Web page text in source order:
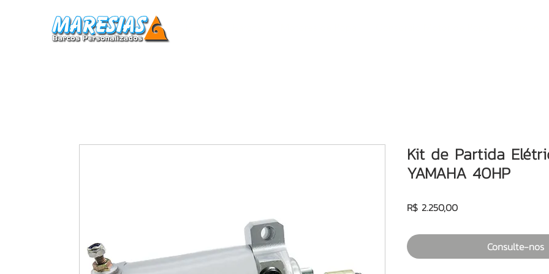
Kit de Partida
YAMAHA 40HP
R$ 2.250,00Preço
Consulte-nos